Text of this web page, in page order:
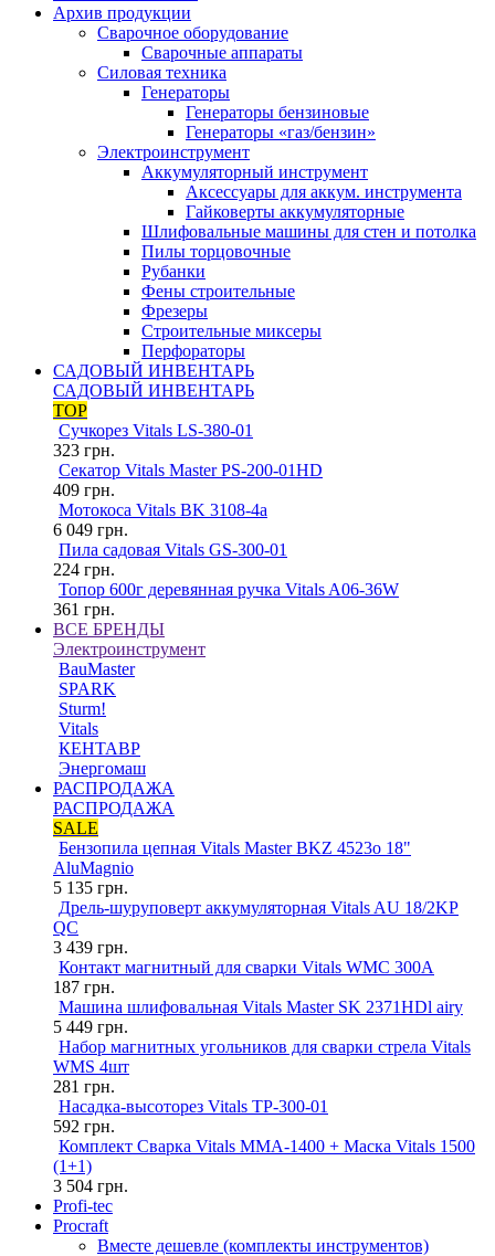
Архив продукции
Сварочное оборудование
Сварочные аппараты
Силовая техника
Генераторы
Генераторы бензиновые
Генераторы «газ/бензин»
Электроинструмент
Аккумуляторный инструмент
Аксессуары для аккум. инструмента
Гайковерты аккумуляторные
Шлифовальные машины для стен и потолка
Пилы торцовочные
Рубанки
Фены строительные
Фрезеры
Строительные миксеры
Перфораторы
САДОВЫЙ ИНВЕНТАРЬ
САДОВЫЙ ИНВЕНТАРЬ
TOP
Сучкорез Vitals LS-380-01
323 грн.
Секатор Vitals Master PS-200-01HD
409 грн.
Мотокоса Vitals BK 3108-4a
6 049 грн.
Пила садовая Vitals GS-300-01
224 грн.
Топор 600г деревянная ручка Vitals A06-36W
361 грн.
ВСЕ БРЕНДЫ
Электроинструмент
BauMaster
SPARK
Sturm!
Vitals
КЕНТАВР
Энергомаш
РАСПРОДАЖА
РАСПРОДАЖА
SALE
Бензопила цепная Vitals Master BKZ 4523o 18"
AluMagnio
5 135 грн.
Дрель-шуруповерт аккумуляторная Vitals AU 18/2KP
QC
3 439 грн.
Контакт магнитный для сварки Vitals WMC 300A
187 грн.
Машина шлифовальная Vitals Master SK 2371HDl airy
5 449 грн.
Набор магнитных угольников для сварки стрела Vitals
WMS 4шт
281 грн.
Насадка-высоторез Vitals TP-300-01
592 грн.
Комплект Сварка Vitals MMA-1400 + Маска Vitals 1500
(1+1)
3 504 грн.
Profi-tec
Procraft
Вместе дешевле (комплекты инструментов)